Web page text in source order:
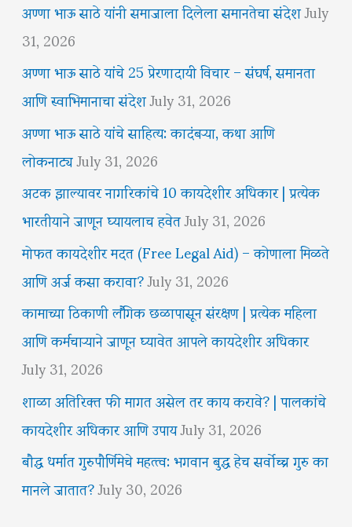
अण्णा भाऊ साठे यांनी समाजाला दिलेला समानतेचा संदेशJuly
31, 2026
अण्णा भाऊ साठे यांचे 25 प्रेरणादायी विचार – संघर्ष, समानता
आणि स्वाभिमानाचा संदेशJuly 31, 2026
अण्णा भाऊ साठे यांचे साहित्य: कादंबऱ्या, कथा आणि
लोकनाट्यJuly 31, 2026
अटक झाल्यावर नागरिकांचे 10 कायदेशीर अधिकार | प्रत्येक
भारतीयाने जाणून घ्यायलाच हवेतJuly 31, 2026
मोफत कायदेशीर मदत (Free Legal Aid) – कोणाला मिळते
आणि अर्ज कसा करावा?July 31, 2026
कामाच्या ठिकाणी लैंगिक छळापासून संरक्षण | प्रत्येक महिला
आणि कर्मचाऱ्याने जाणून घ्यावेत आपले कायदेशीर अधिकार
July 31, 2026
शाळा अतिरिक्त फी मागत असेल तर काय करावे? | पालकांचे
कायदेशीर अधिकार आणि उपायJuly 31, 2026
बौद्ध धर्मात गुरुपौर्णिमेचे महत्त्व: भगवान बुद्ध हेच सर्वोच्च गुरु का
मानले जातात?July 30, 2026